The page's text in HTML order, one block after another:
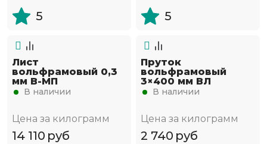
5 5
Лист
вольфрамовый 0,3
мм В-МП
В наличии
Цена за килограмм
14 110 руб
Пруток
вольфрамовый
3×400 мм ВЛ
В наличии
Цена за килограмм
2 740 руб